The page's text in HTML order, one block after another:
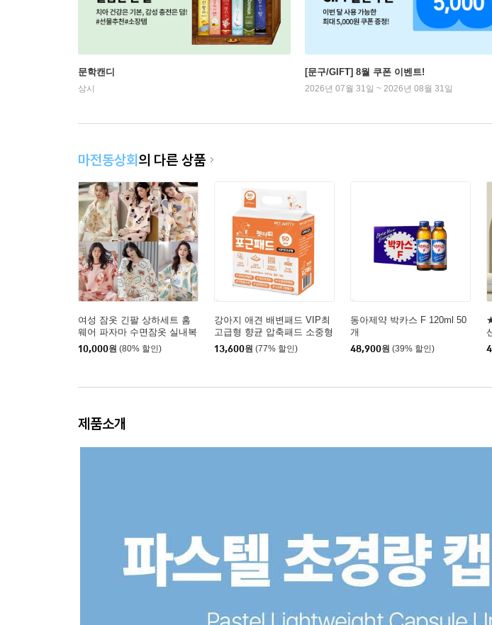
문학캔디
상시
[문구/GIFT] 8월 쿠폰 이벤트!
2026년 07월 31일 ~ 2026년 08월 31일
마전동상회의 다른 상품
여성 잠옷 긴팔 상하세트 홈
웨어 파자마 수면잠옷 실내복
10,000원 (80% 할인)
강아지 애견 배변패드 VIP최
고급형 향균 압축패드 소중형
견 50매
13,600원 (77% 할인)
동아제약 박카스 F 120ml 50
개
48,900원 (39% 할인)
제품소개